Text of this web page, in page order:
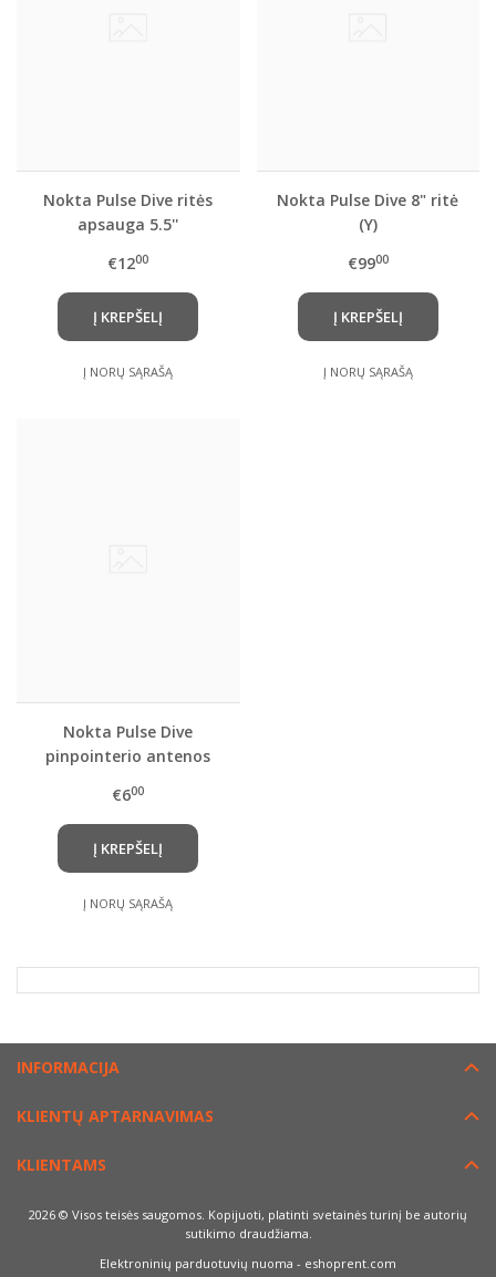
Nokta Pulse Dive ritės
apsauga 5.5''
€1200
Į KREPŠELĮ
Į NORŲ SĄRAŠĄ
Nokta Pulse Dive 8" ritė
(Y)
€9900
Į KREPŠELĮ
Į NORŲ SĄRAŠĄ
Nokta Pulse Dive
pinpointerio antenos
gaubtelis
€600
Į KREPŠELĮ
Į NORŲ SĄRAŠĄ
INFORMACIJA
KLIENTŲ APTARNAVIMAS
KLIENTAMS
2026 © Visos teisės saugomos. Kopijuoti, platinti svetainės turinį be autorių
sutikimo draudžiama.
Elektroninių parduotuvių nuoma - eshoprent.com